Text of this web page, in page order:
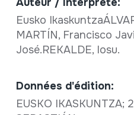
Eusko
MARTÍN, Francisco
José.REKALDE, Iosu.
Données d'édition:
EUSKO IKASKUNTZA;